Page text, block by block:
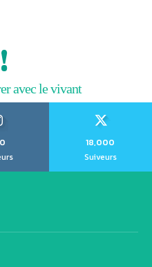
avec le vivant
18,000
Suiveurs